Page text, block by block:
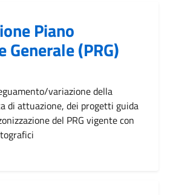
Piano
(PRG)
variazione della
di attuazione, dei progetti guida
del PRG vigente con